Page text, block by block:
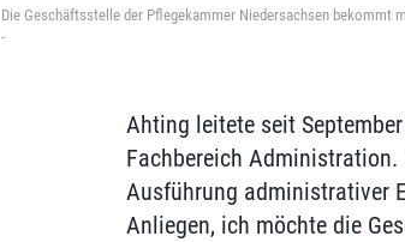
Die Geschäftsstelle der Pflegekammer Niedersachsen bekommt
-
Ahting leitete seit
Fachbereich
Ausführung administrativer
Anliegen, ich möchte die